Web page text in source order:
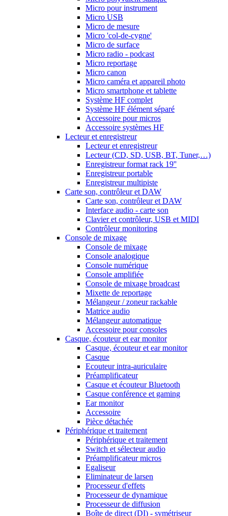
Micro pour instrument
Micro USB
Micro de mesure
Micro 'col-de-cygne'
Micro de surface
Micro radio - podcast
Micro reportage
Micro canon
Micro caméra et appareil photo
Micro smartphone et tablette
Système HF complet
Système HF élément séparé
Accessoire pour micros
Accessoire systèmes HF
Lecteur et enregistreur
Lecteur et enregistreur
Lecteur (CD, SD, USB, BT, Tuner,…)
Enregistreur format rack 19''
Enregistreur portable
Enregistreur multipiste
Carte son, contrôleur et DAW
Carte son, contrôleur et DAW
Interface audio - carte son
Clavier et contrôleur, USB et MIDI
Contrôleur monitoring
Console de mixage
Console de mixage
Console analogique
Console numérique
Console amplifiée
Console de mixage broadcast
Mixette de reportage
Mélangeur / zoneur rackable
Matrice audio
Mélangeur automatique
Accessoire pour consoles
Casque, écouteur et ear monitor
Casque, écouteur et ear monitor
Casque
Ecouteur intra-auriculaire
Préamplificateur
Casque et écouteur Bluetooth
Casque conférence et gaming
Ear monitor
Accessoire
Pièce détachée
Périphérique et traitement
Périphérique et traitement
Switch et sélecteur audio
Préamplificateur micros
Egaliseur
Eliminateur de larsen
Processeur d'effets
Processeur de dynamique
Processeur de diffusion
Boîte de direct (DI) - symétriseur